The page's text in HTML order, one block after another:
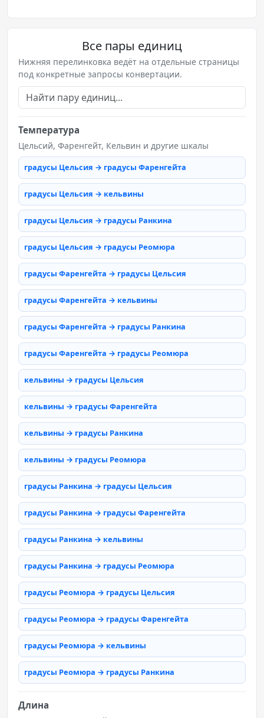
Все пары единиц
Нижняя перелинковка ведёт на отдельные страницы
под конкретные запросы конвертации.
Температура
Цельсий, Фаренгейт, Кельвин и другие шкалы
градусы Цельсия → градусы Фаренгейта
градусы Цельсия → кельвины
градусы Цельсия → градусы Ранкина
градусы Цельсия → градусы Реомюра
градусы Фаренгейта → градусы Цельсия
градусы Фаренгейта → кельвины
градусы Фаренгейта → градусы Ранкина
градусы Фаренгейта → градусы Реомюра
кельвины → градусы Цельсия
кельвины → градусы Фаренгейта
кельвины → градусы Ранкина
кельвины → градусы Реомюра
градусы Ранкина → градусы Цельсия
градусы Ранкина → градусы Фаренгейта
градусы Ранкина → кельвины
градусы Ранкина → градусы Реомюра
градусы Реомюра → градусы Цельсия
градусы Реомюра → градусы Фаренгейта
градусы Реомюра → кельвины
градусы Реомюра → градусы Ранкина
Длина